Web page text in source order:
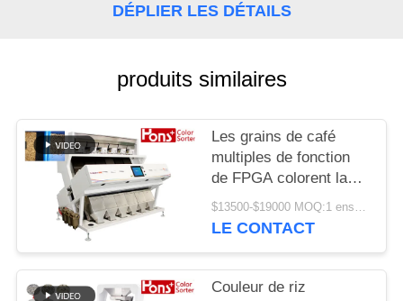
PRIVACY
POLICY
DÉPLIER LES DÉTAILS
produits similaires
Les grains de café
multiples de fonction
de FPGA colorent la
trieuse
$13500-$19000 MOQ:1 ensemble
LE CONTACT
Couleur de riz